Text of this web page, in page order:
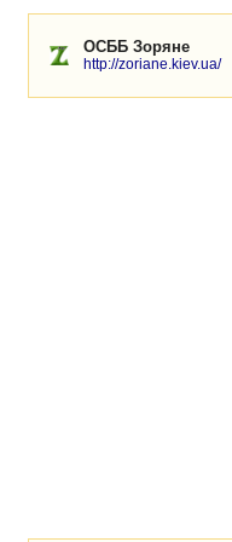
ОСББ Зоряне
http://zoriane.kiev.ua/